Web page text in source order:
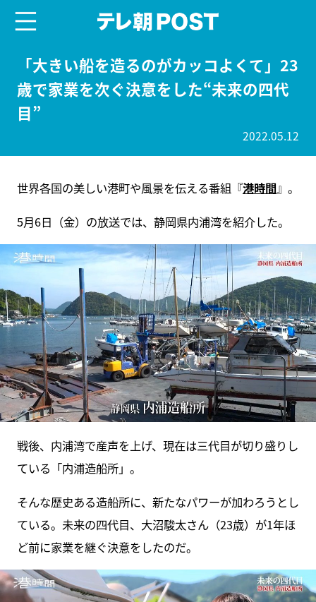
「大きい船を造るのがカッコよくて」23
歳で家業を次ぐ決意をした“未来の四代
目”
2022.05.12
世界各国の美しい港町や風景を伝える番組『港時間』。
5月6日（金）の放送では、静岡県内浦湾を紹介した。
戦後、内浦湾で産声を上げ、現在は三代目が切り盛りし
ている「内浦造船所」。
そんな歴史ある造船所に、新たなパワーが加わろうとし
ている。未来の四代目、大沼駿太さん（23歳）が1年ほ
ど前に家業を継ぐ決意をしたのだ。